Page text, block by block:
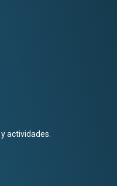
actividades.